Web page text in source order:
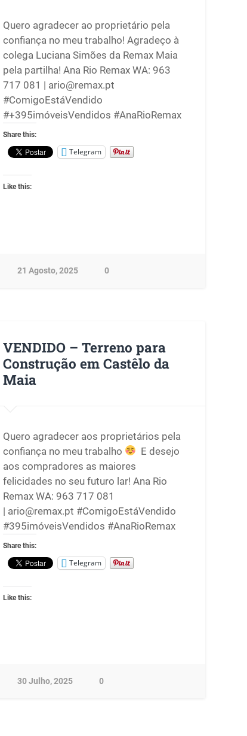
Quero agradecer ao proprietário pela
confiança no meu trabalho! Agradeço à
colega Luciana Simões da Remax Maia
pela partilha! Ana Rio Remax WA: 963
717 081 | ario@remax.pt
#ComigoEstáVendido
#+395imóveisVendidos #AnaRioRemax
Share this:
Telegram
Like this:
21 Agosto, 2025 0
VENDIDO – Terreno para
Construção em Castêlo da
Maia
Quero agradecer aos proprietários pela
confiança no meu trabalho
E desejo
aos compradores as maiores
felicidades no seu futuro lar! Ana Rio
Remax WA: 963 717 081
| ario@remax.pt #ComigoEstáVendido
#395imóveisVendidos #AnaRioRemax
Share this:
Telegram
Like this:
30 Julho, 2025 0